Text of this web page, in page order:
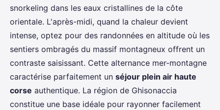
snorkeling dans les eaux cristallines de la côte
orientale. L'après-midi, quand la chaleur devient
intense, optez pour des randonnées en altitude où les
sentiers ombragés du massif montagneux offrent un
contraste saisissant. Cette alternance mer-montagne
caractérise parfaitement un séjour plein air haute
corse authentique. La région de Ghisonaccia
constitue une base idéale pour rayonner facilement